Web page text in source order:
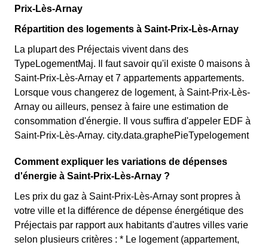
Prix-Lès-Arnay
Répartition des logements à Saint-Prix-Lès-Arnay
La plupart des Préjectais vivent dans des
TypeLogementMaj. Il faut savoir qu'il existe 0 maisons à
Saint-Prix-Lès-Arnay et 7 appartements appartements.
Lorsque vous changerez de logement, à Saint-Prix-Lès-
Arnay ou ailleurs, pensez à faire une estimation de
consommation d'énergie. Il vous suffira d'appeler EDF à
Saint-Prix-Lès-Arnay. city.data.graphePieTypelogement
Comment expliquer les variations de dépenses
d'énergie à Saint-Prix-Lès-Arnay ?
Les prix du gaz à Saint-Prix-Lès-Arnay sont propres à
votre ville et la différence de dépense énergétique des
Préjectais par rapport aux habitants d'autres villes varie
selon plusieurs critères : * Le logement (appartement,